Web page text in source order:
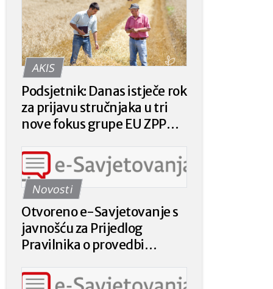
AKIS
Podsjetnik: Danas istječe rok
za prijavu stručnjaka u tri
nove fokus grupe EU ZPP
Novosti
Otvoreno e-Savjetovanje s
javnošću za Prijedlog
Pravilnika o provedbi
plaćanja poljoprivrednicima